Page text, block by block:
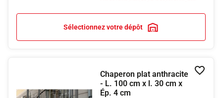
Sélectionnez votre dépôt
Chaperon plat anthracite
- L. 100 cm x l. 30 cm x
Ép. 4 cm